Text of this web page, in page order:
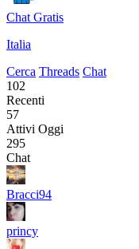
Chat Gratis
Italia
Cerca Threads Chat
102
Recenti
57
Attivi Oggi
295
Chat
Bracci94
princy